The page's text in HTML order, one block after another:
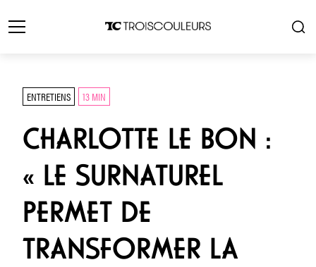
ENTRETIENS 13 MIN
CHARLOTTE LE BON :
« LE SURNATUREL
PERMET DE
TRANSFORMER LA